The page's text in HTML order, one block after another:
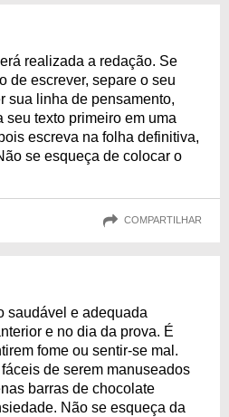
realizada a redação. Se
de escrever, separe o seu
sua linha de pensamento,
seu texto primeiro em uma
escreva na folha definitiva,
se esqueça de colocar o
COMPARTILHAR
saudável e adequada
e no dia da prova. É
fome ou sentir-se mal.
de serem manuseados
barras de chocolate
Não se esqueça da